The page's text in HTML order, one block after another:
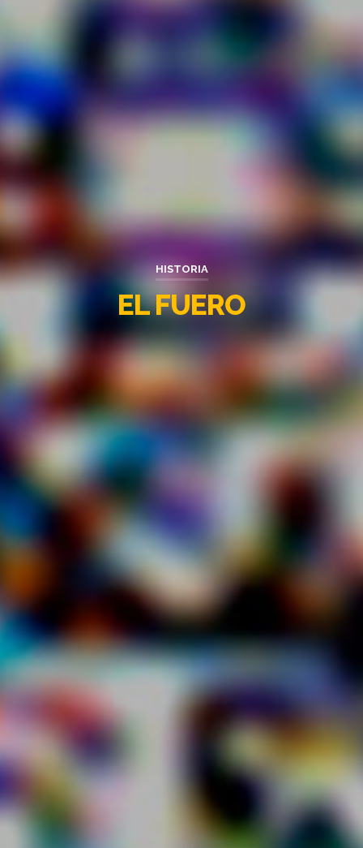
HISTORIA
EL FUERO